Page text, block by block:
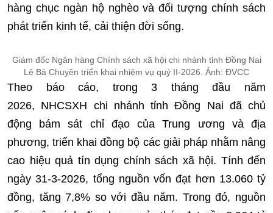
hàng chục ngàn hộ nghèo và đối tượng chính sách
phát triển kinh tế, cải thiện đời sống.
Giám đốc Ngân hàng Chính sách xã hội chi nhánh tỉnh Đồng Nai
Lê Bá Chuyên triển khai nhiệm vụ quý II-2026. Ảnh: ĐVCC
Theo báo cáo, trong 3 tháng đầu năm
2026, NHCSXH chi nhánh tỉnh Đồng Nai đã chủ
động bám sát chỉ đạo của Trung ương và địa
phương, triển khai đồng bộ các giải pháp nhằm nâng
cao hiệu quả tín dụng chính sách xã hội. Tính đến
ngày 31-3-2026, tổng nguồn vốn đạt hơn 13.060 tỷ
đồng, tăng 7,8% so với đầu năm. Trong đó, nguồn